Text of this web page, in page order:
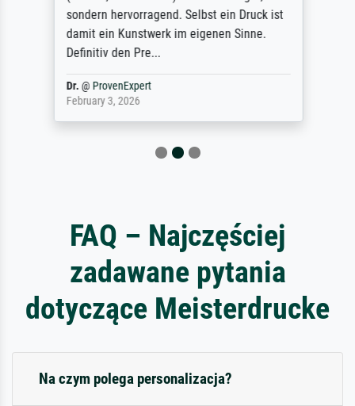
sondern hervorragend. Selbst ein Druck ist
damit ein Kunstwerk im eigenen Sinne.
Definitiv den Pre...
Dr.@ ProvenExpert
February 3, 2026
FAQ – Najczęściej
zadawane pytania
dotyczące Meisterdrucke
Na czym polega personalizacja?